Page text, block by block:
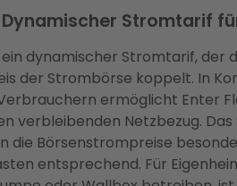
Dynamischer Stromtarif
dynamischer Stromtarif, der
der Strombörse koppelt. In
ermöglicht Enter
verbleibenden Netzbezug.
die Börsenstrompreise
entsprechend. Für